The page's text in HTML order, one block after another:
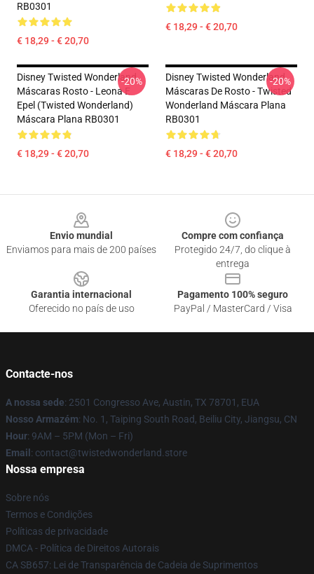
RB0301
€ 18,29 - € 20,70
€ 18,29 - € 20,70
Disney Twisted Wonderland
Máscaras Rosto - Leona E
Epel (Twisted Wonderland)
Máscara Plana RB0301
€ 18,29 - € 20,70
-20%
Disney Twisted Wonderland
Máscaras De Rosto - Twisted
Wonderland Máscara Plana
RB0301
€ 18,29 - € 20,70
-20%
Envio mundial
Enviamos para mais de 200 países
Compre com confiança
Protegido 24/7, do clique à
entrega
Garantia internacional
Oferecido no país de uso
Pagamento 100% seguro
PayPal / MasterCard / Visa
Contacte-nos
A nossa sede: 2501 Congresso Ave, Austin, TX 78701, EUA
Nosso Armazém: No. 1, Taiping South Road, Beiliu City, Jiangsu, CN
Hour: 9AM – 5PM (Mon – Fri)
Email : contact@twistedwonderland.store
Nossa empresa
Sobre nós
Termos e Condições
Políticas de privacidade
DMCA - Política de Direitos Autorais
CA SB657: Lei de Transparência de Cadeia de Suprimentos